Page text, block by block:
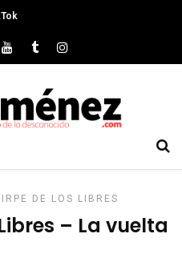
DE LOS LIBRES
– La vuelta